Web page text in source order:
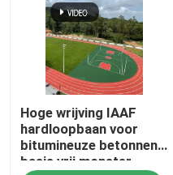
Hoge wrijving IAAF
hardloopbaan voor
bitumineuze betonnen
basis vrij monster